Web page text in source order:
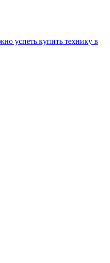
успеть купить технику в